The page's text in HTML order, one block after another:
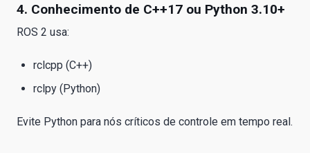
4. Conhecimento de C++17 ou Python 3.10+
ROS 2 usa:
rclcpp (C++)
rclpy (Python)
Evite Python para nós críticos de controle em tempo real.